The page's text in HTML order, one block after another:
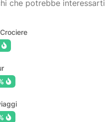
che potrebbe interessarti